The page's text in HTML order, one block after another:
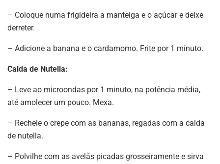
– Coloque numa frigideira a manteiga e o açúcar e deixe
derreter.
– Adicione a banana e o cardamomo. Frite por 1 minuto.
Calda de Nutella:
– Leve ao microondas por 1 minuto, na potência média,
até amolecer um pouco. Mexa.
– Recheie o crepe com as bananas, regadas com a calda
de nutella.
– Polvilhe com as avelãs picadas grosseiramente e sirva